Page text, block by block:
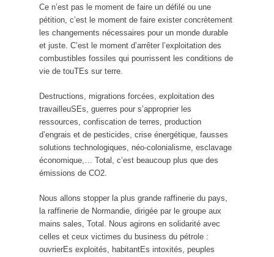
Ce n’est pas le moment de faire un défilé ou une
pétition, c’est le moment de faire exister concrètement
les changements nécessaires pour un monde durable
et juste. C’est le moment d’arrêter l’exploitation des
combustibles fossiles qui pourrissent les conditions de
vie de touTEs sur terre.
Destructions, migrations forcées, exploitation des
travailleuSEs, guerres pour s’approprier les
ressources, confiscation de terres, production
d’engrais et de pesticides, crise énergétique, fausses
solutions technologiques, néo-colonialisme, esclavage
économique,… Total, c’est beaucoup plus que des
émissions de CO2.
Nous allons stopper la plus grande raffinerie du pays,
la raffinerie de Normandie, dirigée par le groupe aux
mains sales, Total. Nous agirons en solidarité avec
celles et ceux victimes du business du pétrole :
ouvrierEs exploités, habitantEs intoxités, peuples